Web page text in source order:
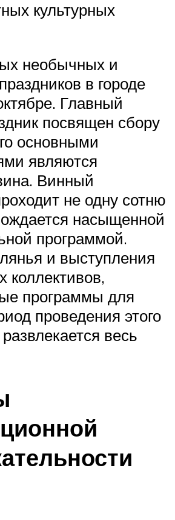
культурных
необычных и
в городе
Главный
посвящен сбору
основными
являются
Винный
не одну сотню
насыщенной
программой.
и выступления
коллективов,
программы для
проведения этого
весь